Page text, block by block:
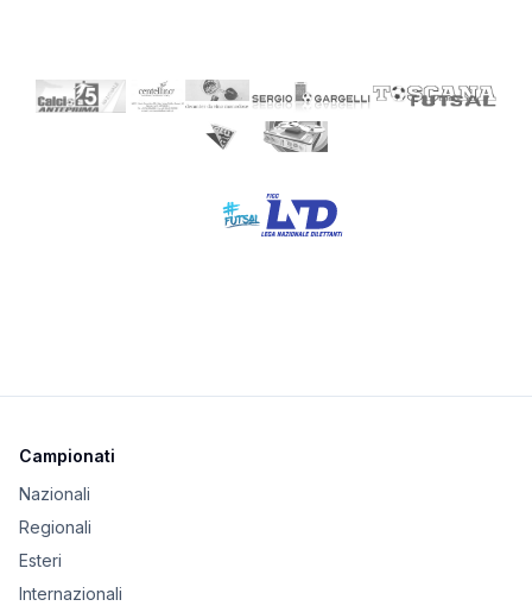
Campionati
Nazionali
Regionali
Esteri
Internazionali